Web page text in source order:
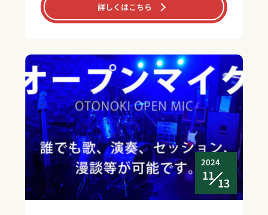
詳しくはこちら
2024
11
13